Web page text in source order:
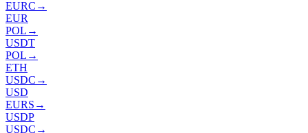
EURC →
EUR
POL →
USDT
POL →
ETH
USDC →
USD
EURS →
USDP
USDC →